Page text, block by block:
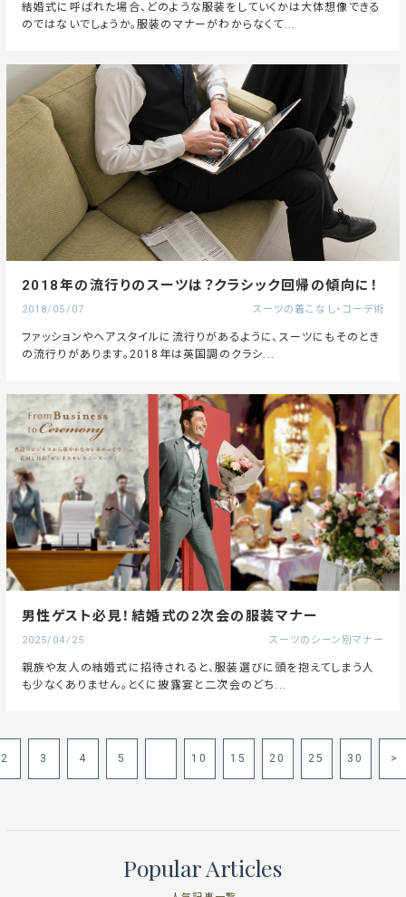
結婚式に呼ばれた場合、どのような服装をしていくかは大体想像できる
のではないでしょうか。服装のマナーがわからなくて...
2018年の流行りのスーツは？クラシック回帰の傾向に！
2018/05/07 スーツの着こなし・コーデ術
ファッションやヘアスタイルに流行りがあるように、スーツにもそのとき
の流行りがあります。2018年は英国調のクラシ...
男性ゲスト必見！結婚式の2次会の服装マナー
2025/04/25 スーツのシーン別マナー
親族や友人の結婚式に招待されると、服装選びに頭を抱えてしまう人
も少なくありません。とくに披露宴と二次会のどち...
2 3 4 5 10 15 20 25 30 >
Popular Articles